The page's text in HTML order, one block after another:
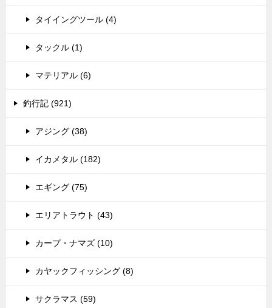
タイイングツール (4)
タックル (1)
マテリアル (6)
釣行記 (921)
アジング (38)
イカメタル (182)
エギング (75)
エリアトラウト (43)
カープ・ナマズ (10)
カヤックフィッシング (8)
サクラマス (59)